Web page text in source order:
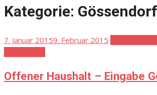
Kategorie: Gössendorf
Posted
7. Januar 20159. Februar 2015
Offener Haushalt – Eingabe